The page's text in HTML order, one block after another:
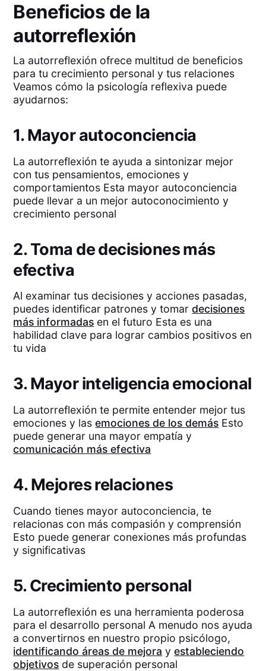
Beneficios de la
autorreflexión
La autorreflexión ofrece multitud de beneficios
para tu crecimiento personal y tus relaciones
Veamos cómo la psicología reflexiva puede
ayudarnos:
1. Mayor autoconciencia
La autorreflexión te ayuda a sintonizar mejor
con tus pensamientos, emociones y
comportamientos Esta mayor autoconciencia
puede llevar a un mejor autoconocimiento y
crecimiento personal
2. Toma de decisiones más
efectiva
Al examinar tus decisiones y acciones pasadas,
puedes identificar patrones y tomardecisiones
más informadas en el futuro Esta es una
habilidad clave para lograr cambios positivos en
tu vida
3. Mayor inteligencia emocional
La autorreflexión te permite entender mejor tus
emociones y lasemociones de los demás Esto
puede generar una mayor empatía y
comunicación más efectiva
4. Mejores relaciones
Cuando tienes mayor autoconciencia, te
relacionas con más compasión y comprensión
Esto puede generar conexiones más profundas
y significativas
5. Crecimiento personal
La autorreflexión es una herramienta poderosa
para el desarrollo personal A menudo nos ayuda
a convertirnos en nuestro propio psicólogo,
identificando áreas de mejora yestableciendo
objetivos de superación personal